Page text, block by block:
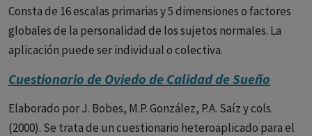
Consta de 16 escalas primarias y 5 dimensiones o factores
globales de la personalidad de los sujetos normales. La
aplicación puede ser individual o colectiva.
Cuestionario de Oviedo de Calidad de Sueño
Elaborado por J. Bobes, M.P. González, P.A. Saíz y cols.
(2000). Se trata de un cuestionario heteroaplicado para el